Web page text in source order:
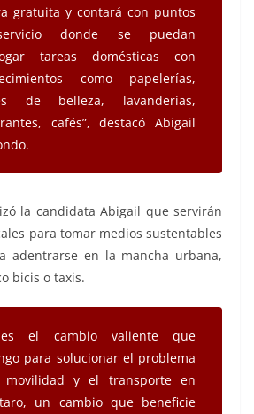
gratuita y contará con puntos
donde se puedan
tareas domésticas con
como papelerías,
de belleza, lavanderías,
cafés”, destacó Abigail
la candidata Abigail que servirán
para tomar medios sustentables
adentrarse en la mancha urbana,
bicis o taxis.
es el cambio valiente que
para solucionar el problema
y el transporte en
un cambio que beneficie